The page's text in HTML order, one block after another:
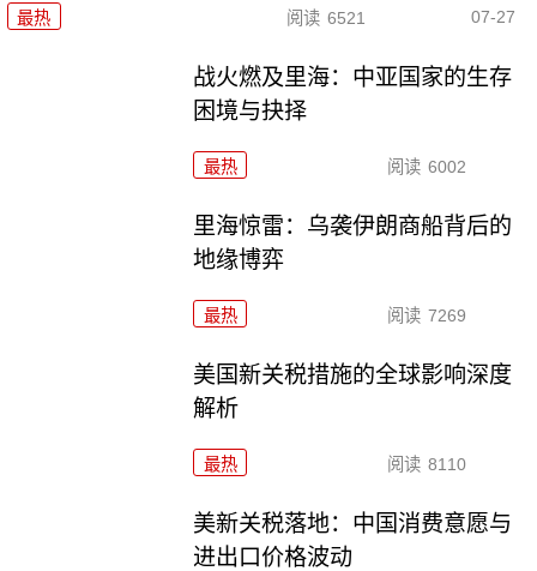
最热 阅读 6521 07-27
战火燃及里海：中亚国家的生存
困境与抉择
最热 阅读 6002
里海惊雷：乌袭伊朗商船背后的
地缘博弈
最热 阅读 7269
美国新关税措施的全球影响深度
解析
最热 阅读 8110
美新关税落地：中国消费意愿与
进出口价格波动